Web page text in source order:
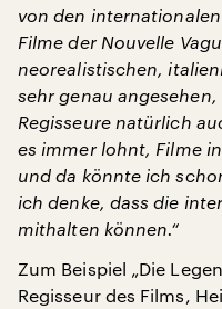
von den
Filme der Nouvelle
neorealistischen,
sehr genau
Regisseure natürlich
es immer lohnt, Filme
und da könnte ich
ich denke, dass die
mithalten können.“
Zum Beispiel „Die
Regisseur des Films,